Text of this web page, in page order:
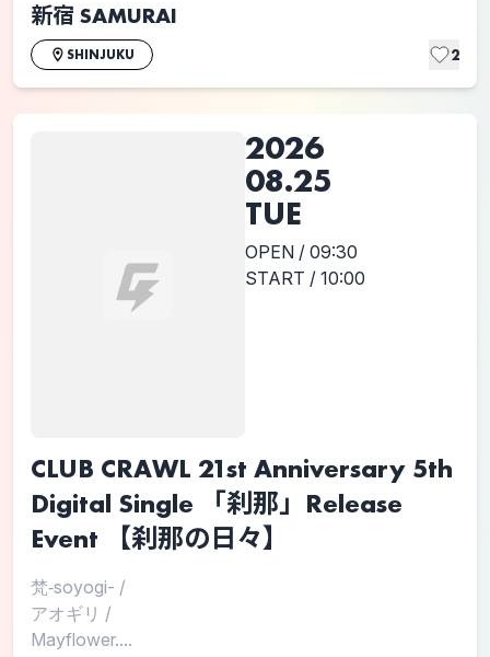
新宿 SAMURAI
SHINJUKU 2
2026
08.25
TUE
OPEN / 09:30
START / 10:00
CLUB CRAWL 21st Anniversary 5th
Digital Single 「刹那」Release
Event 【刹那の日々】
梵‐soyogi- /
アオギリ /
Mayflower....